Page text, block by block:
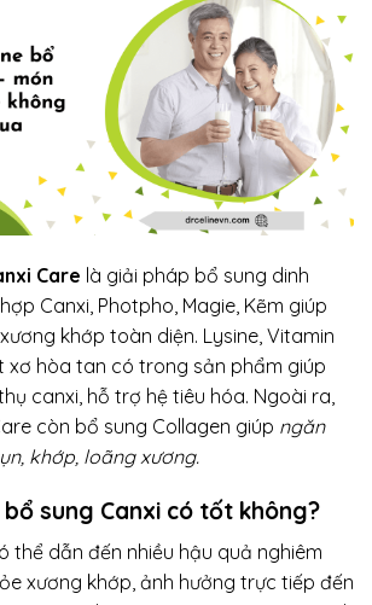
Care là giải pháp bổ sung dinh
Canxi, Photpho, Magie, Kẽm giúp
khớp toàn diện. Lysine, Vitamin
xơ hòa tan có trong sản phẩm giúp
canxi, hỗ trợ hệ tiêu hóa. Ngoài ra,
còn bổ sung Collagen giúp ngăn
khớp, loãng xương.
bổ sung Canxi có tốt không?
thể dẫn đến nhiều hậu quả nghiêm
xương khớp, ảnh hưởng trực tiếp đến